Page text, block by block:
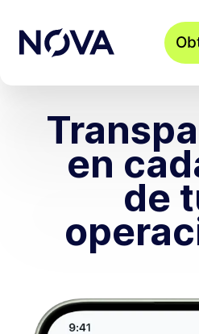
en
de